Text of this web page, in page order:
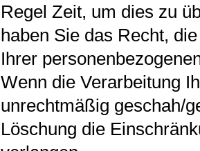
Regel Zeit, um dies zu
haben Sie das Recht,
Ihrer
Wenn die Verarbeitung
unrechtmäßig geschah/
Löschung die